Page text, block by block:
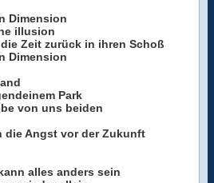
Dimension
illusion
Zeit zurück in ihren Schoß
Dimension
Park
von uns beiden
die Angst vor der Zukunft
alles anders sein